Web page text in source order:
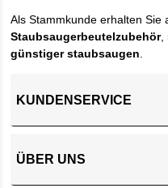
Als Stammkunde erhalten Sie
Staubsaugerbeutelzubehör,
günstiger staubsaugen.
KUNDENSERVICE
ÜBER UNS